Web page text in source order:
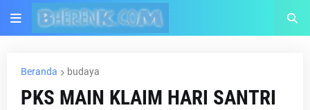
Beranda budaya
PKS MAIN KLAIM HARI SANTRI